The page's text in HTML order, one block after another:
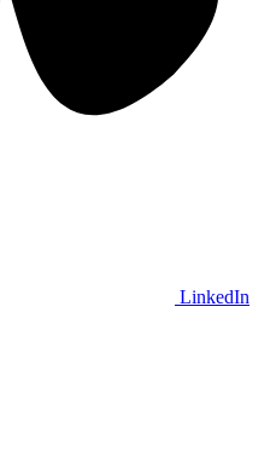
LinkedIn